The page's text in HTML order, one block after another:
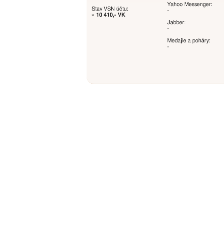
Stav VSN účtu:
» 10 410,- VK
Yahoo Messenger:
-
Jabber:
-
Medajle a poháry:
-